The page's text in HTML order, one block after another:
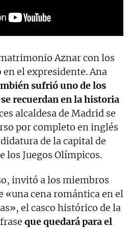
Aznar con los
el expresidente. Ana
sufrió uno de los
recuerdan en la historia
alcaldesa de Madrid se
por completo en inglés
de la capital de
los Juegos Olímpicos.
invitó a los miembros
«una cena romántica en el
el casco histórico de la
que quedará para el